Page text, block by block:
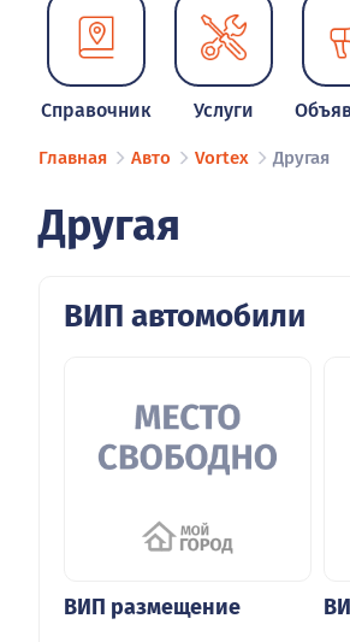
Справочник Услуги
Главная Авто Vortex Другая
Другая
ВИП автомобили
ВИП размещение